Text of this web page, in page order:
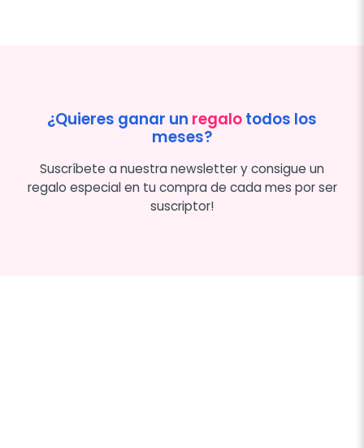
¿Quieres ganar un regalotodos los
meses?
Suscríbete a nuestra newsletter y consigue un
regalo especial en tu compra de cada mes por ser
suscriptor!